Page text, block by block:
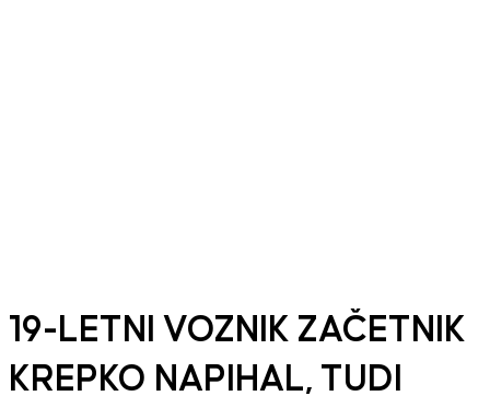
19-LETNI VOZNIK ZAČETNIK
KREPKO NAPIHAL, TUDI